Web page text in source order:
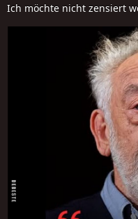
Ich möchte nicht zensiert